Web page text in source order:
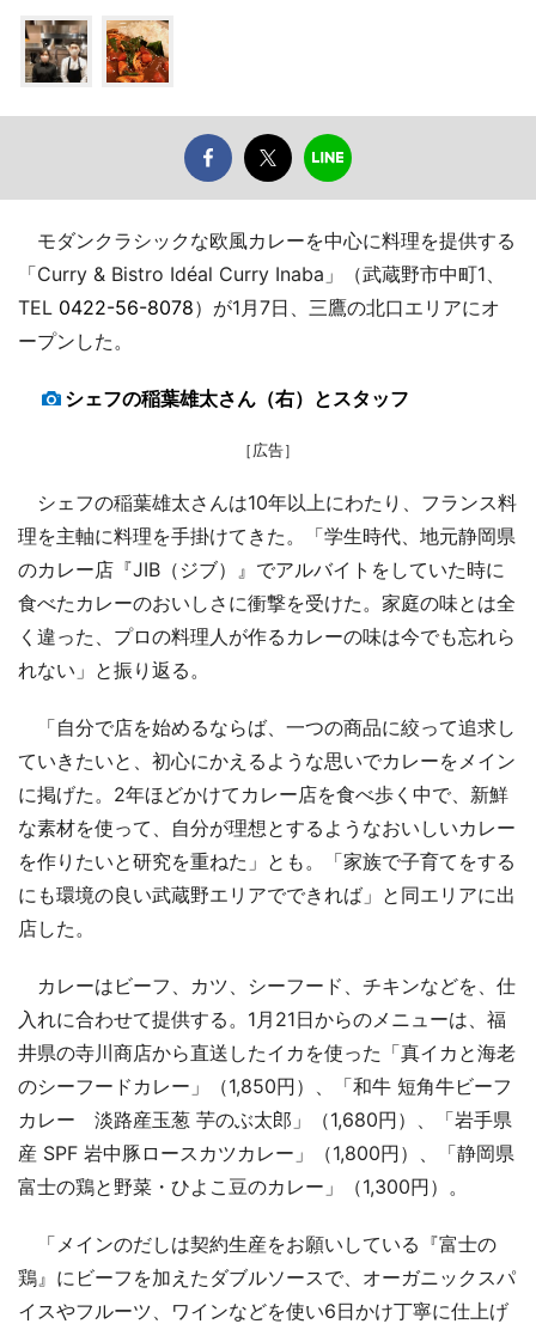
モダンクラシックな欧風カレーを中心に料理を提供する
「Curry & Bistro Idéal Curry Inaba」（武蔵野市中町1、
TEL 0422-56-8078）が1月7日、三鷹の北口エリアにオ
ープンした。
シェフの稲葉雄太さん（右）とスタッフ
［広告］
シェフの稲葉雄太さんは10年以上にわたり、フランス料
理を主軸に料理を手掛けてきた。「学生時代、地元静岡県
のカレー店『JIB（ジブ）』でアルバイトをしていた時に
食べたカレーのおいしさに衝撃を受けた。家庭の味とは全
く違った、プロの料理人が作るカレーの味は今でも忘れら
れない」と振り返る。
「自分で店を始めるならば、一つの商品に絞って追求し
ていきたいと、初心にかえるような思いでカレーをメイン
に掲げた。2年ほどかけてカレー店を食べ歩く中で、新鮮
な素材を使って、自分が理想とするようなおいしいカレー
を作りたいと研究を重ねた」とも。「家族で子育てをする
にも環境の良い武蔵野エリアでできれば」と同エリアに出
店した。
カレーはビーフ、カツ、シーフード、チキンなどを、仕
入れに合わせて提供する。1月21日からのメニューは、福
井県の寺川商店から直送したイカを使った「真イカと海老
のシーフードカレー」（1,850円）、「和牛 短角牛ビーフ
カレー 淡路産玉葱 芋のぶ太郎」（1,680円）、「岩手県
産 SPF 岩中豚ロースカツカレー」（1,800円）、「静岡県
富士の鶏と野菜・ひよこ豆のカレー」（1,300円）。
「メインのだしは契約生産をお願いしている『富士の
鶏』にビーフを加えたダブルソースで、オーガニックスパ
イスやフルーツ、ワインなどを使い6日かけ丁寧に仕上げ